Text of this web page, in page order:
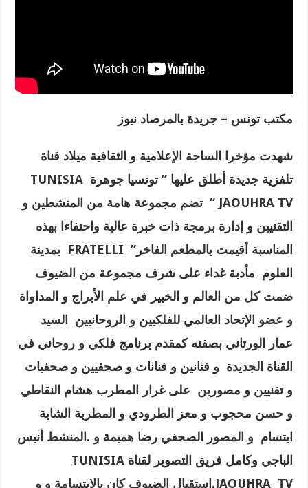
مكتب تونس – جريدة بالمرصاد نيوز
شهدت مؤخرا الساحة الإعلامية و الثقافية ميلاد قناة
تلفزية جديدة أطلق عليها ” تونسيا جوهرة TUNISIA
JAOUHRA TV “
تضم مجموعة هامة من المنشطين و
التقنيين و إدارة برمجة ذات خبرة عالية واحتفاءا بهذه
المناسبة أقيمت بالمطعم الفاخر” FRATELLI بمدينة
العلوم مأدبة غداء على شرف مجموعة من الضيوف
ضمت كل من العالم و الخبير في علم الأبراج و المداواة
و عضو الإتحاد العالمي للفلكيين و الروحانيين السيد
عمار الورتاني بصفته كمقدم برنامج فلكي و روحاني في
القناة الجديدة و فنانين و فنانات و صحفيين و صحفيات
و تقنيين و مصورين على غرار المطرب هشام النقاطي
و حسن محجوب و معز الطرودي و المطربة الشابة
ابتسام و المصور الصحفي رضا هميمة و . المنشط أنيس
الباجي وكامل فريق التصوير لقناةTUNISIA
JAOUHRA TV.استقبال الضيوف كان بالإبتسامة و و